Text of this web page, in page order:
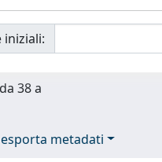
iniziali:
38 a
esporta metadati